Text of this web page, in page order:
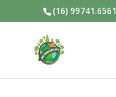
(16) 99741.6561